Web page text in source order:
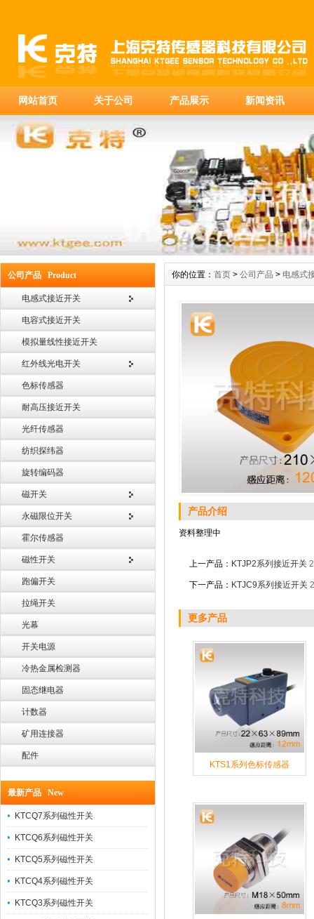
网站首页 关于公司 产品展示 新闻资讯
公司产品 Product
电感式接近开关
电容式接近开关
模拟量线性接近开关
红外线光电开关
色标传感器
耐高压接近开关
光纤传感器
纺织探纬器
旋转编码器
磁开关
永磁限位开关
霍尔传感器
磁性开关
跑偏开关
拉绳开关
光幕
开关电源
冷热金属检测器
固态继电器
计数器
矿用连接器
配件
最新产品 New
KTCQ7系列磁性开关
KTCQ6系列磁性开关
KTCQ5系列磁性开关
KTCQ4系列磁性开关
KTCQ3系列磁性开关
你的位置： 首页 > 公司产品 > 电感式
产品介绍
资料整理中
上一产品： KTJP2系列接近开关
下一产品： KTJC9系列接近开关
更多产品
KTS1系列色标传感器